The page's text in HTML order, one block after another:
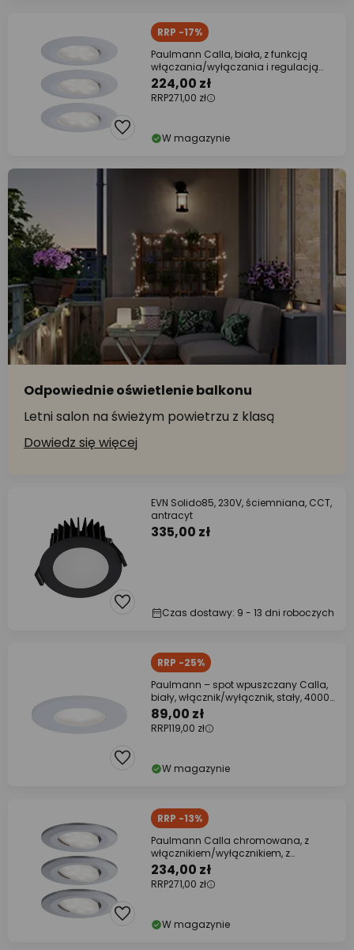
RRP -17%
Paulmann Calla, biała, z funkcją
włączania/wyłączania i regulacją
nachylenia,
224,00 zł
RRP271,00 zł
W magazynie
Odpowiednie oświetlenie balkonu
Letni salon na świeżym powietrzu z klasą
Dowiedz się więcej
EVN Solido85, 230V, ściemniana, CCT,
antracyt
335,00 zł
Czas dostawy: 9 - 13 dni roboczych
RRP -25%
Paulmann – spot wpuszczany Calla,
biały, włącznik/wyłącznik, stały, 4000
K,
89,00 zł
RRP119,00 zł
W magazynie
RRP -13%
Paulmann Calla chromowana, z
włącznikiem/wyłącznikiem, z
regulacją nachylenia,
234,00 zł
RRP271,00 zł
W magazynie